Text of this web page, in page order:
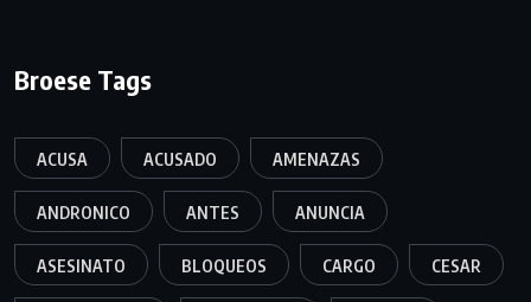
Broese Tags
ACUSA ACUSADO AMENAZAS
ANDRONICO ANTES ANUNCIA
ASESINATO BLOQUEOS CARGO CESAR